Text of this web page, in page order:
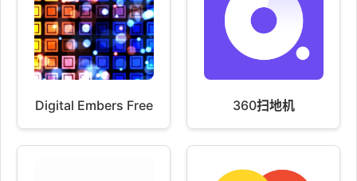
Digital Embers Free 360扫地机